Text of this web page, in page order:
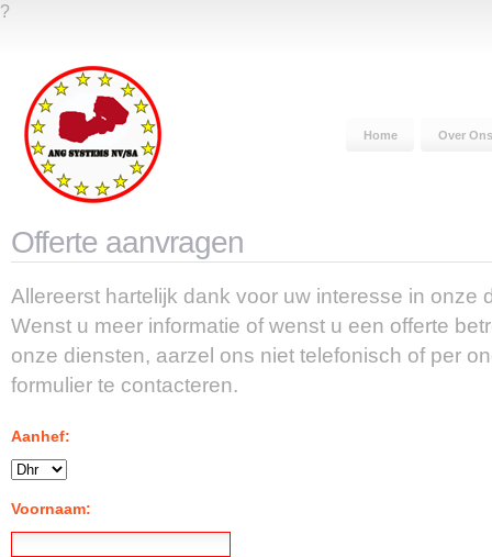
?
Home Over Ons
Offerte aanvragen
Allereerst hartelijk dank voor uw interesse in onze
Wenst u meer informatie of wenst u een offerte
onze diensten, aarzel ons niet telefonisch of per
formulier te contacteren.
Aanhef:
Voornaam: